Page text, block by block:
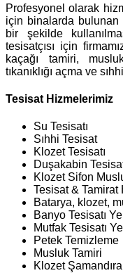
Profesyonel olarak
için binalarda bulunan
bir şekilde
tesisatçısı için
kaçağı tamiri,
tıkanıklığı açma ve
Tesisat Hizmelerimiz
Su Tesisatı
Sıhhi Tesisat
Klozet Tesisatı
Duşakabin
Klozet Sifon
Tesisat & Tamirat
Batarya, klozet,
Banyo Tesisatı
Mutfak Tesisatı
Petek Temizleme
Musluk Tamiri
Klozet